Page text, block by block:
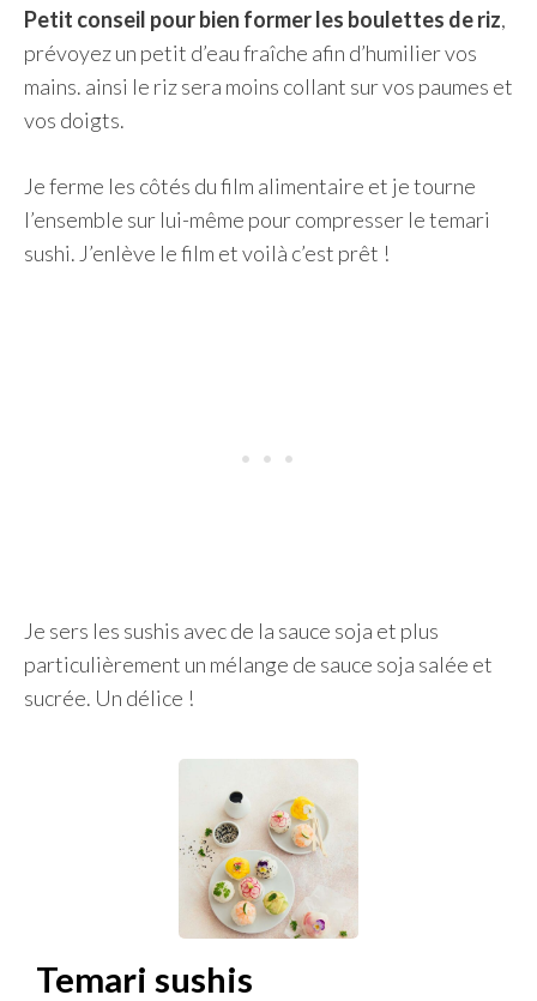
Petit conseil pour bien former les boulettes de riz,
prévoyez un petit d’eau fraîche afin d’humilier vos
mains. ainsi le riz sera moins collant sur vos paumes et
vos doigts.
Je ferme les côtés du film alimentaire et je tourne
l’ensemble sur lui-même pour compresser le temari
sushi. J’enlève le film et voilà c’est prêt !
Je sers les sushis avec de la sauce soja et plus
particulièrement un mélange de sauce soja salée et
sucrée. Un délice !
Temari sushis